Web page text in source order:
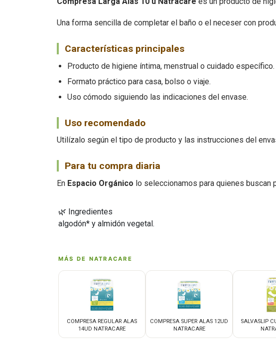
Una forma sencilla de completar el baño o el neceser con
Características principales
Producto de higiene íntima, menstrual o cuidado específico.
Formato práctico para casa, bolso o viaje.
Uso cómodo siguiendo las indicaciones del envase.
Uso recomendado
Utilízalo según el tipo de producto y las instrucciones del
Para tu compra diaria
En Espacio Orgánico lo seleccionamos para quienes buscan
🌿 Ingredientes
algodón* y almidón vegetal.
MÁS DE NATRACARE
COMPRESA REGULAR ALAS
14UD NATRACARE
COMPRESA SUPER ALAS 12UD
NATRACARE
SALVASLIP